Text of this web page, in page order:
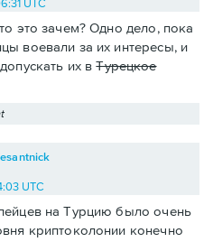
UTC
это зачем? Одно дело, пока
воевали за их интересы, и
их вТурецкое
UTC
на Турцию было очень
криптоколонии конечно